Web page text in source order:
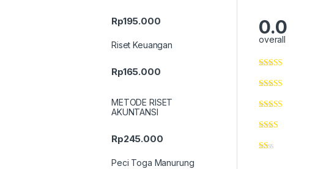
0.0
overall
Rp195.000
Riset Keuangan
Rp165.000
METODE RISET
AKUNTANSI
Rp245.000
Peci Toga Manurung